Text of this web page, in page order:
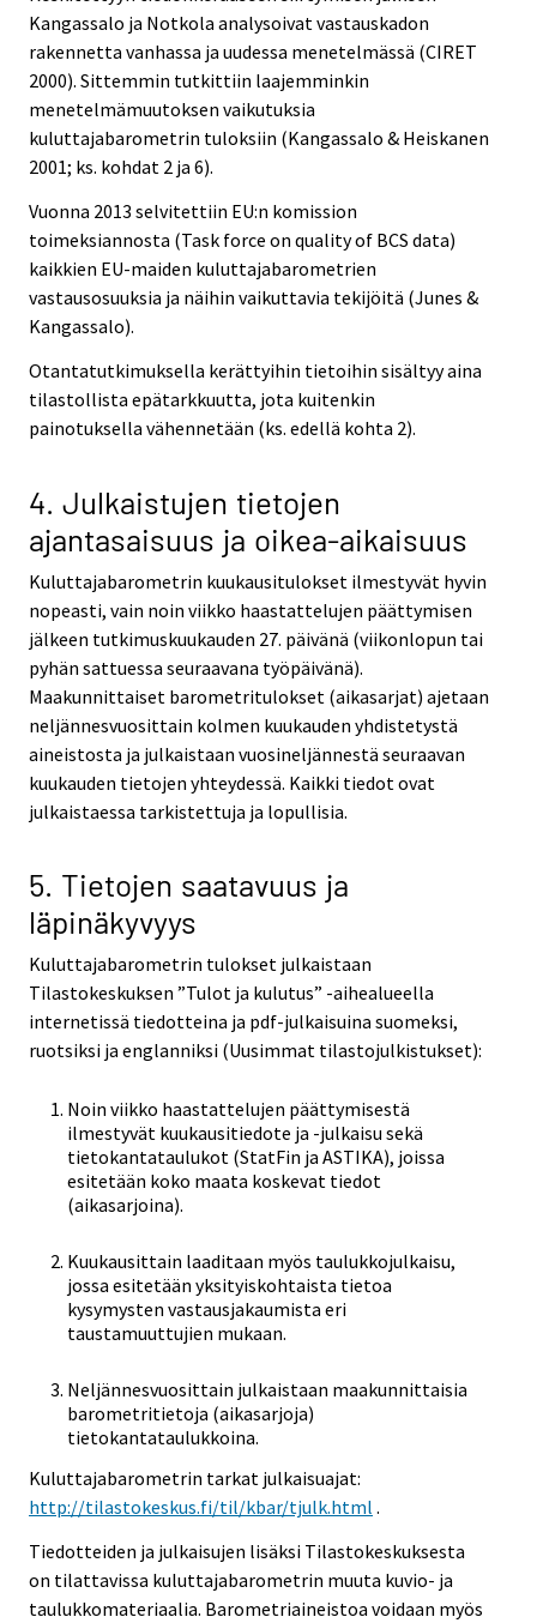
Kangassalo ja Notkola analysoivat vastauskadon
rakennetta vanhassa ja uudessa menetelmässä (CIRET
2000). Sittemmin tutkittiin laajemminkin
menetelmämuutoksen vaikutuksia
kuluttajabarometrin tuloksiin (Kangassalo & Heiskanen
2001; ks. kohdat 2 ja 6).
Vuonna 2013 selvitettiin EU:n komission
toimeksiannosta (Task force on quality of BCS data)
kaikkien EU-maiden kuluttajabarometrien
vastausosuuksia ja näihin vaikuttavia tekijöitä (Junes &
Kangassalo).
Otantatutkimuksella kerättyihin tietoihin sisältyy aina
tilastollista epätarkkuutta, jota kuitenkin
painotuksella vähennetään (ks. edellä kohta 2).
4. Julkaistujen tietojen
ajantasaisuus ja oikea-aikaisuus
Kuluttajabarometrin kuukausitulokset ilmestyvät hyvin
nopeasti, vain noin viikko haastattelujen päättymisen
jälkeen tutkimuskuukauden 27. päivänä (viikonlopun tai
pyhän sattuessa seuraavana työpäivänä).
Maakunnittaiset barometritulokset (aikasarjat) ajetaan
neljännesvuosittain kolmen kuukauden yhdistetystä
aineistosta ja julkaistaan vuosineljännestä seuraavan
kuukauden tietojen yhteydessä. Kaikki tiedot ovat
julkaistaessa tarkistettuja ja lopullisia.
5. Tietojen saatavuus ja
läpinäkyvyys
Kuluttajabarometrin tulokset julkaistaan
Tilastokeskuksen ”Tulot ja kulutus” -aihealueella
internetissä tiedotteina ja pdf-julkaisuina suomeksi,
ruotsiksi ja englanniksi (Uusimmat tilastojulkistukset):
Noin viikko haastattelujen päättymisestä
ilmestyvät kuukausitiedote ja -julkaisu sekä
tietokantataulukot (StatFin ja ASTIKA), joissa
esitetään koko maata koskevat tiedot
(aikasarjoina).
Kuukausittain laaditaan myös taulukkojulkaisu,
jossa esitetään yksityiskohtaista tietoa
kysymysten vastausjakaumista eri
taustamuuttujien mukaan.
Neljännesvuosittain julkaistaan maakunnittaisia
barometritietoja (aikasarjoja)
tietokantataulukkoina.
Kuluttajabarometrin tarkat julkaisuajat:
http://tilastokeskus.fi/til/kbar/tjulk.html .
Tiedotteiden ja julkaisujen lisäksi Tilastokeskuksesta
on tilattavissa kuluttajabarometrin muuta kuvio- ja
taulukkomateriaalia. Barometriaineistoa voidaan myös